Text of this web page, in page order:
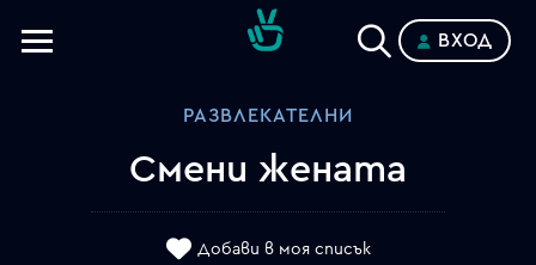
ВХОД
РАЗВЛЕКАТЕЛНИ
Смени жената
Добави в моя списък